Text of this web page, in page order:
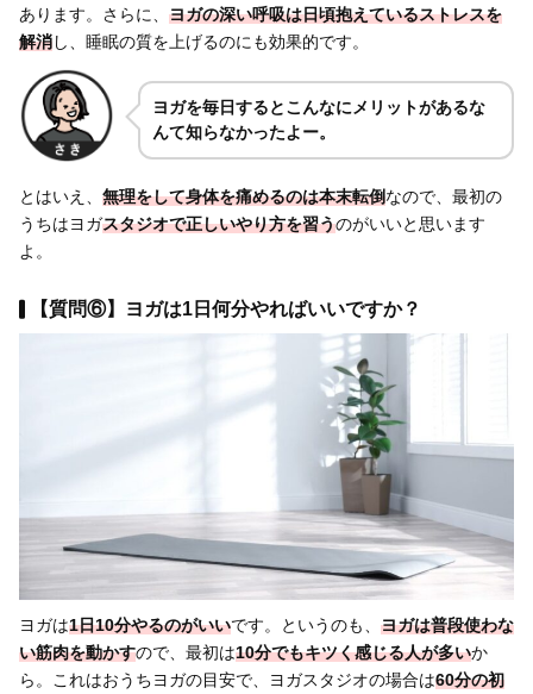
あります。さらに、 ヨガの深い呼吸は日頃抱えているストレスを
解消し、睡眠の質を上げるのにも効果的です。
ヨガを毎日するとこんなにメリットがあるな
んて知らなかったよー。
とはいえ、 無理をして身体を痛めるのは本末転倒なので、最初の
うちはヨガスタジオで正しいやり方を習うのがいいと思います
よ。
【質問⑥】ヨガは1日何分やればいいですか？
ヨガは1日10分やるのがいいです。というのも、 ヨガは普段使わな
い筋肉を動かすので、最初は10分でもキツく感じる人が多いか
ら。これはおうちヨガの目安で、ヨガスタジオの場合は60分の初